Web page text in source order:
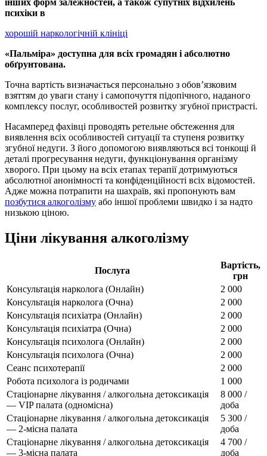
інших форм залежностей, а також супутніх відхилень
психіки в
хорошій наркологічній клініці
«Пальміра» доступна для всіх громадян і абсолютно
обґрунтована.
Точна вартість визначається персонально з обов’язковим
взяттям до уваги стану і самопочуття підопічного, наданого
комплексу послуг, особливостей розвитку згубної пристрасті.
Насамперед фахівці проводять ретельне обстеження для
виявлення всіх особливостей ситуації та ступеня розвитку
згубної недуги. З його допомогою виявляються всі тонкощі й
деталі прогресування недуги, функціонування організму
хворого. При цьому на всіх етапах терапії дотримуються
абсолютної анонімності та конфіденційності всіх відомостей.
Адже можна потрапити на шахраїв, які пропонують вам
позбутися алкоголізму або іншої проблеми швидко і за надто
низькою ціною.
Ціни лікування алкоголізму
Послуга
Вартість,
грн
Консультація нарколога (Онлайн)
2 000
Консультація нарколога (Очна)
2 000
Консультація психіатра (Онлайн)
2 000
Консультація психіатра (Очна)
2 000
Консультація психолога (Онлайн)
2 000
Консультація психолога (Очна)
2 000
Сеанс психотерапії
2 000
Робота психолога із родичами
1 000
Стаціонарне лікування / алкогольна детоксикація
— VIP палата (одномісна)
8 000 /
доба
Стаціонарне лікування / алкогольна детоксикація
— 2-місна палата
5 300 /
доба
Стаціонарне лікування / алкогольна детоксикація
— 3-місна палата
4 700 /
доба